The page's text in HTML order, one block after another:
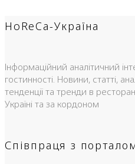
HoReCa-Україна
Інформаційний аналітичний
гостинності. Новини, статті,
тенденції та тренди в
Україні та за кордоном
Співпраця з